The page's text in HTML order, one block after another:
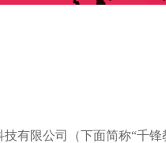
有限公司（下面简称“千